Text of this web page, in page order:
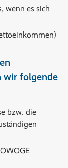
wenn es sich
wir folgende
bzw. die